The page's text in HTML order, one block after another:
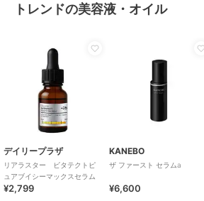
トレンドの美容液・オイル
デイリープラザ
リアラスター ビタテクトピ
ュアブイシーマックスセラム
¥2,799
KANEBO
ザ ファースト セラムa
¥6,600